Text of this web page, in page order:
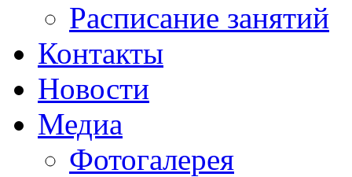
Расписание занятий
Контакты
Новости
Медиа
Фотогалерея